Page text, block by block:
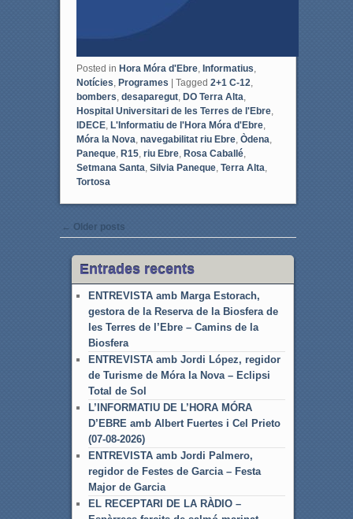
Posted in Hora Móra d'Ebre, Informatius
Notícies Programes | Tagged 2+1 C-12
bombers desaparegut, DO Terra Alta
Hospital Universitari de les Terres de l'Ebre,
IDECE, L'Informatiu de l'Hora Móra d'Ebre,
Móra la Nova navegabilitat riu Ebre, Òdena
Paneque, R15, riu Ebre, Rosa Caballé,
Setmana Santa Silvia Paneque, Terra Alta
Tortosa
Post navigation
← Older posts
Entrades recents
ENTREVISTA amb Marga Estorach,
gestora de la Reserva de la Biosfera de
les Terres de l’Ebre – Camins de la
Biosfera
ENTREVISTA amb Jordi López, regidor
de Turisme de Móra la Nova – Eclipsi
Total de Sol
L’INFORMATIU DE L’HORA MÓRA
D’EBRE amb Albert Fuertes i Cel Prieto
(07-08-2026)
ENTREVISTA amb Jordi Palmero,
regidor de Festes de Garcia – Festa
Major de Garcia
EL RECEPTARI DE LA RÀDIO –